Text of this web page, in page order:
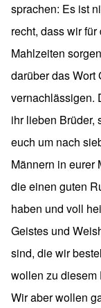
sprachen: Es ist
recht, dass wir für
Mahlzeiten
darüber das Wort
vernachlässigen.
ihr lieben Brüder,
euch um nach
Männern in eurer
die einen guten
haben und voll
Geistes und
sind, die wir
wollen zu diesem
Wir aber wollen